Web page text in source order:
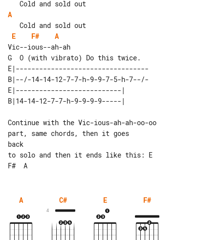
A
E
F#
A
G  O (with vibrato) Do this twice.
E|----------------------------------
B|--/-14-14-12-7-7-h-9-9-7-5-h-7--/-
E|---------------------------|
Continue with the Vic-ious-ah-ah-oo-oo
part, same chords, then it goes
back
to solo and then it ends like this: E
A C#
4
E F#